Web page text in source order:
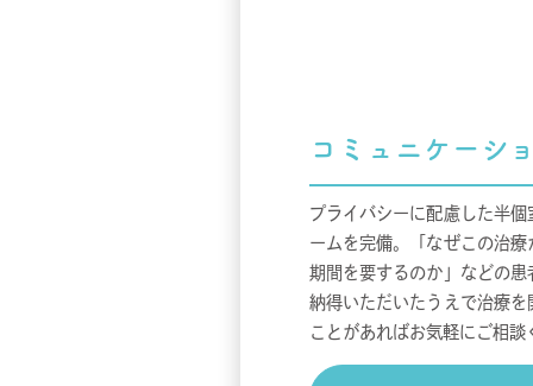
コミュニケーシ
プライバシーに配慮した半
ームを完備。「なぜこの治
期間を要するのか」などの
納得いただいたうえで治療
ことがあればお気軽にご相談